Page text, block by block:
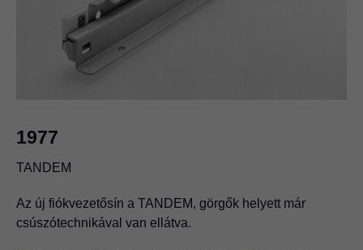
1977
TANDEM
Az új fiókvezetősín a TANDEM, görgők helyett már
csúszótechnikával van ellátva.